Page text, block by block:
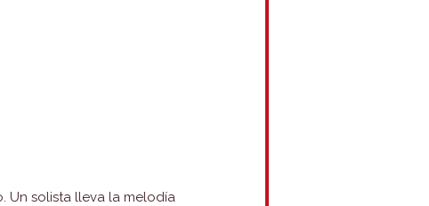
Un solista lleva la melodía